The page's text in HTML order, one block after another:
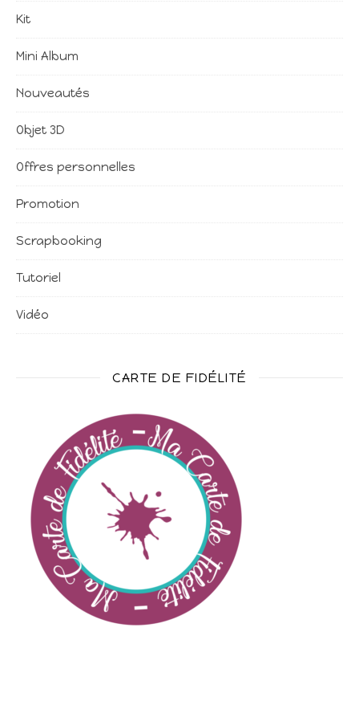
Kit
Mini Album
Nouveautés
Objet 3D
Offres personnelles
Promotion
Scrapbooking
Tutoriel
Vidéo
CARTE DE FIDÉLITÉ